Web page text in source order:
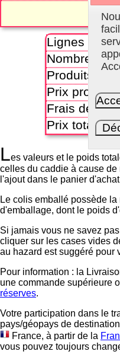
Lignes
Nombre
Produits +
Prix produits
Frais de port
Prix total
Les valeurs et le poids
celles du caddie à cause
l'ajout dans le panier
Le colis emballé possède
d'emballage, dont le poids
Si jamais vous ne savez
cliquer sur les cases vides
au hazard est suggéré pour
Pour information : la
une commande supérieure
réserves.
Votre participation dans le
pays/géopays de
France, à partir de la
vous pouvez toujours